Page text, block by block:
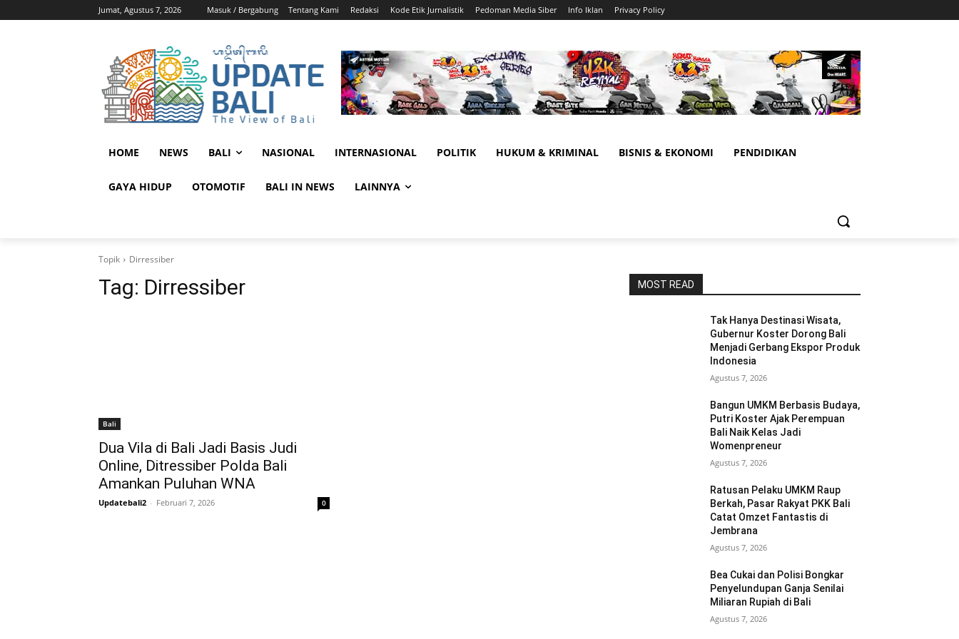
Jumat, Agustus 7, 2026 Masuk / Bergabung Tentang Kami Redaksi Kode Etik Jurnalistik Pedoman Media Siber Info Iklan Privacy Policy
HOME NEWS BALI NASIONAL INTERNASIONAL POLITIK HUKUM & KRIMINAL BISNIS & EKONOMI PENDIDIKAN
GAYA HIDUP OTOMOTIF BALI IN NEWS LAINNYA
Topik Dirressiber
Tag: Dirressiber
Bali
Dua Vila di Bali Jadi Basis Judi
Online, Ditressiber Polda Bali
Amankan Puluhan WNA
Updatebali2 - Februari 7, 2026 0
MOST READ
Tak Hanya Destinasi Wisata,
Gubernur Koster Dorong Bali
Menjadi Gerbang Ekspor Produk
Indonesia
Agustus 7, 2026
Bangun UMKM Berbasis Budaya,
Putri Koster Ajak Perempuan
Bali Naik Kelas Jadi
Womenpreneur
Agustus 7, 2026
Ratusan Pelaku UMKM Raup
Berkah, Pasar Rakyat PKK Bali
Catat Omzet Fantastis di
Jembrana
Agustus 7, 2026
Bea Cukai dan Polisi Bongkar
Penyelundupan Ganja Senilai
Miliaran Rupiah di Bali
Agustus 7, 2026